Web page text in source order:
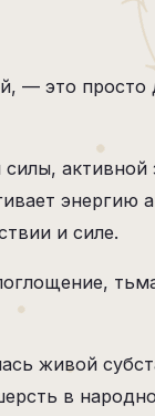
— это
и силе.
живой
в